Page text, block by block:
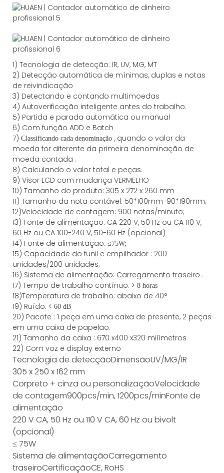
1) Tecnologia de detecção: IR, UV, MG, MT
2) Detecção automática de mínimas, duplas e notas
de reivindicação
3) Detectando e contando multimoedas
4) Autoverificação inteligente antes do trabalho.
5) Partida e parada automática ou manual
6) Com função ADD e Batch
7) Classificando cada denominação , quando o valor da
moeda for diferente da primeira denominação de
moeda contada .
8) Calculando o valor total e peças.
9) Visor LCD com mudança VERMELHO
10) Tamanho do produto: 305 x 272 x 260 mm
11) Tamanho da nota contável: 50*100mm-90*190mm;
12)Velocidade de contagem: 900 notas/minuto;
13) Fonte de alimentação: CA 220 V, 50 Hz ou CA 110 V,
60 Hz ou CA 100-240 V, 50-60 Hz (opcional)
14) Fonte de alimentação: ≤75W;
15) Capacidade do funil e empilhador : 200
unidades/200 unidades;
16) Sistema de alimentação: Carregamento traseiro .
17) Tempo de trabalho contínuo: > 8 horas
18)Temperatura de trabalho: abaixo de 40°
19) Ruído: < 60 dB
20) Pacote : 1 peça em uma caixa de presente, 2 peças
em uma caixa de papelão.
21) Tamanho da caixa : 670 x400 x320 milímetros
22) Com voz e display externo
Tecnologia de detecçãoDimensãoUV/MG/IR
305 x 250 x 162 mm
Corpreto + cinza ou personalizaçãoVelocidade
de contagem900pcs/min, 1200pcs/minFonte de
alimentação
220 V CA, 50 Hz ou 110 V CA, 60 Hz ou bivolt
(opcional)
≤ 75W
Sistema de alimentaçãoCarregamento
traseiroCertificaçãoCE, RoHS